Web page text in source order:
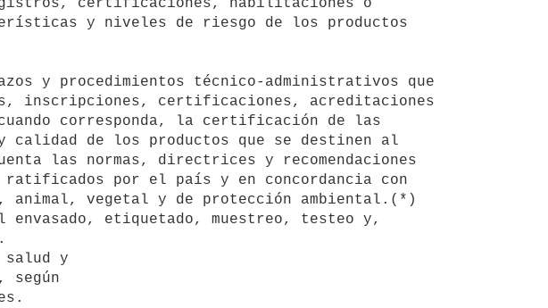
y niveles de riesgo de los productos
y procedimientos técnico-administrativos que
inscripciones, certificaciones, acreditaciones
corresponda, la certificación de las
de los productos que se destinen al
las normas, directrices y recomendaciones
ratificados por el país y en concordancia con
animal, vegetal y de protección ambiental.(*)
etiquetado, muestreo, testeo y,
salud y
según